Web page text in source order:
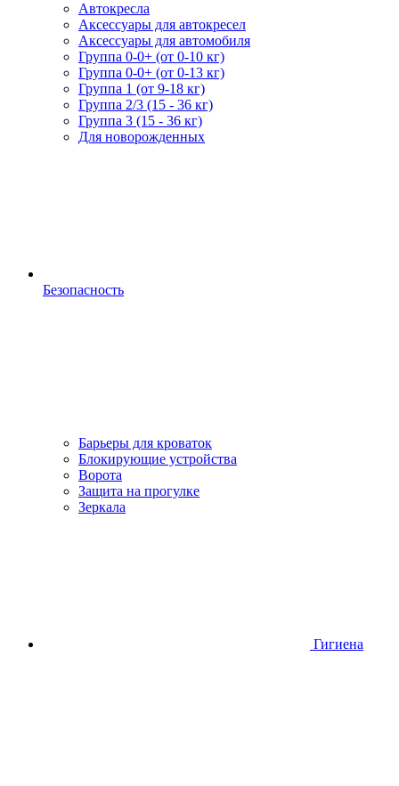
Автокресла
Аксессуары для автокресел
Аксессуары для автомобиля
Группа 0-0+ (от 0-10 кг)
Группа 0-0+ (от 0-13 кг)
Группа 1 (от 9-18 кг)
Группа 2/3 (15 - 36 кг)
Группа 3 (15 - 36 кг)
Для новорожденных
Безопасность
Барьеры для кроваток
Блокирующие устройства
Ворота
Защита на прогулке
Зеркала
Гигиена